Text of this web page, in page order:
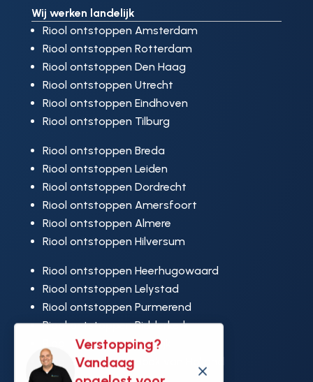
Verstopping?
Vandaag
M
Wij werken landelijk
Riool ontstoppen Amsterdam
Riool ontstoppen Rotterdam
Riool ontstoppen Den Haag
Riool ontstoppen Utrecht
Riool ontstoppen Eindhoven
Riool ontstoppen Tilburg
Riool ontstoppen Breda
Riool ontstoppen Leiden
Riool ontstoppen Dordrecht
Riool ontstoppen Amersfoort
Riool ontstoppen Almere
Riool ontstoppen Hilversum
Riool ontstoppen Heerhugowaard
Riool ontstoppen Lelystad
Riool ontstoppen Purmerend
Riool ontstoppen Ridderkerk
Riool ontstoppen Rijswijk
Riool ontstoppen Hoek van Holland